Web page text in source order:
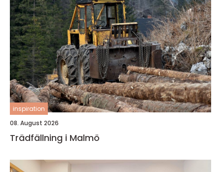
inspiration
08. August 2026
Trädfällning i Malmö